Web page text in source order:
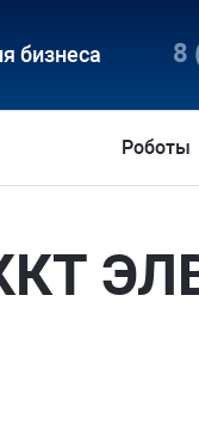
бизнеса 8
Роботы